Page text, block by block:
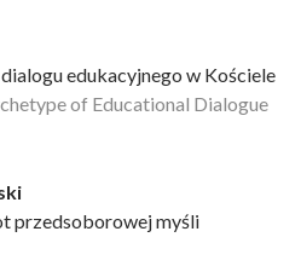
edukacyjnego w Kościele
of Educational Dialogue
przedsoborowej myśli